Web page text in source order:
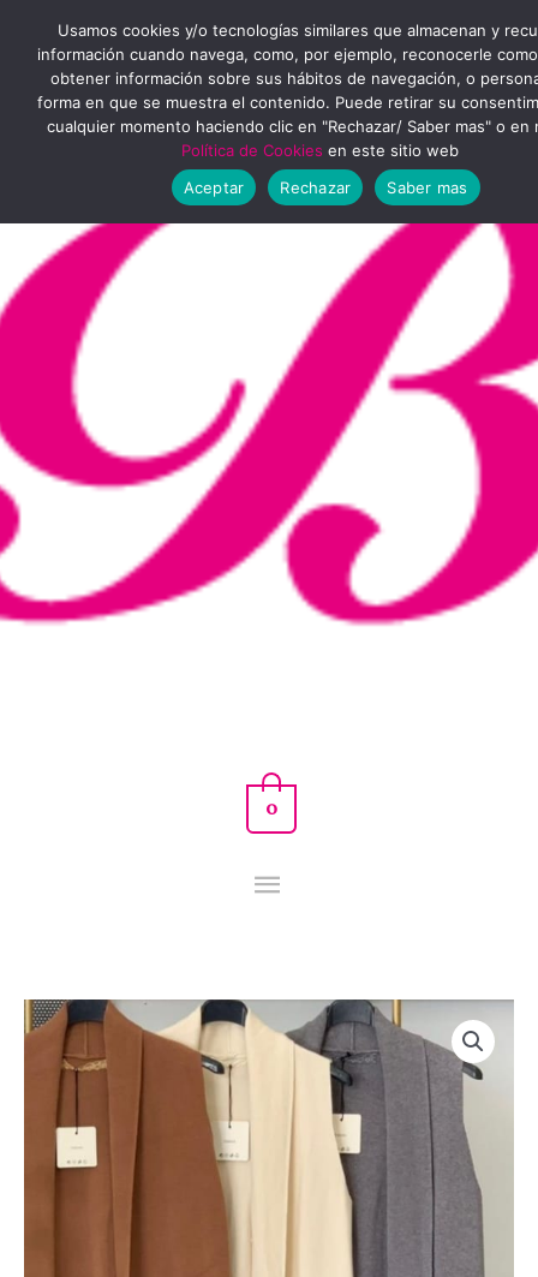
contenido
MENÚ
PRINCIPAL
0
CHALECO
FLECO
Usamos cookies y/o tecnologías similares que almacenan y
información cuando navega, como, por ejemplo, reconocerle
obtener información sobre sus hábitos de navegación, o
forma en que se muestra el contenido. Puede retirar su
cualquier momento haciendo clic en "Rechazar/ Saber mas" o en
Política de Cookies en este sitio web
Aceptar
Rechazar Saber mas